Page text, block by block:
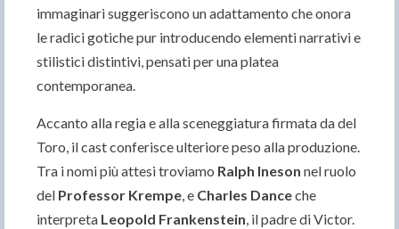
immaginari suggeriscono un adattamento che onora
le radici gotiche pur introducendo elementi narrativi e
stilistici distintivi, pensati per una platea
contemporanea.
Accanto alla regia e alla sceneggiatura firmata da del
Toro, il cast conferisce ulteriore peso alla produzione.
Tra i nomi più attesi troviamo Ralph Ineson nel ruolo
del Professor Krempe, e Charles Danceche
interpreta Leopold Frankenstein, il padre di Victor.